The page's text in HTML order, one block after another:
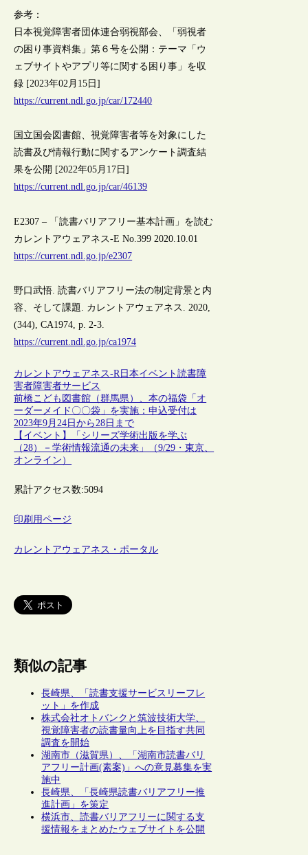
参考：
日本視覚障害者団体連合弱視部会、「弱視者
の困り事資料集」第６号を公開：テーマ「ウ
ェブサイトやアプリ等に関する困り事」を収
録 [2023年02月15日]
https://current.ndl.go.jp/car/172440
国立国会図書館、視覚障害者等を対象にした
読書及び情報行動に関するアンケート調査結
果を公開 [2022年05月17日]
https://current.ndl.go.jp/car/46139
E2307 – 「読書バリアフリー基本計画」を読む
カレントアウェアネス-E No.399 2020.10.01
https://current.ndl.go.jp/e2307
野口武悟. 読書バリアフリー法の制定背景と内
容、そして課題. カレントアウェアネス. 2020,
(344), CA1974, p. 2-3.
https://current.ndl.go.jp/ca1974
カレントアウェアネス-R 日本イベント読書障
害者障害者サービス
前橋こども図書館（群馬県）、本の福袋「オ
ーダーメイド〇〇袋」を実施：申込受付は
2023年9月24日から28日まで
【イベント】「シリーズ学術出版を学ぶ
（28）－学術情報流通の未来」（9/29・東京、
オンライン）
累計アクセス数:5094
印刷用ページ
カレントアウェアネス・ポータル
類似の記事
長崎県、「読書支援サービスリーフレ
ット」を作成
株式会社オトバンクと筑波技術大学、
視覚障害者の読書量向上を目指す共同
調査を開始
湖南市（滋賀県）、「湖南市読書バリ
アフリー計画(素案)」への意見募集を実
施中
長崎県、「長崎県読書バリアフリー推
進計画」を策定
横浜市、読書バリアフリーに関する支
援情報をまとめたウェブサイトを公開